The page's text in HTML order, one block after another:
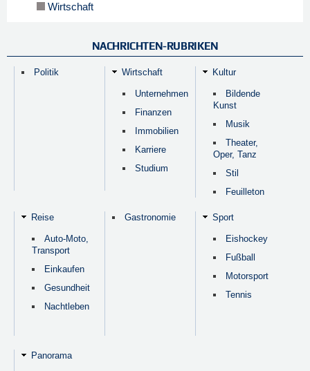
Wirtschaft
NACHRICHTEN-RUBRIKEN
Politik Wirtschaft
Unternehmen
Finanzen
Immobilien
Karriere
Studium
Kultur
Bildende
Kunst
Musik
Theater,
Oper, Tanz
Stil
Feuilleton
Reise
Auto-Moto,
Transport
Einkaufen
Gesundheit
Nachtleben
Gastronomie Sport
Eishockey
Fußball
Motorsport
Tennis
Panorama